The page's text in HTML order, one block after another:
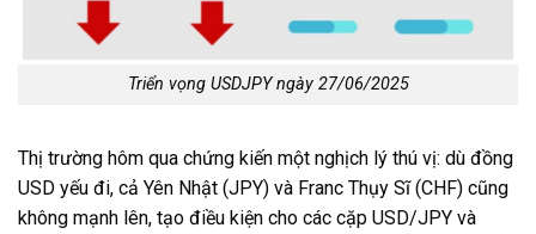
Triển vọng USDJPY ngày 27/06/2025
Thị trường hôm qua chứng kiến một nghịch lý thú vị: dù đồng
USD yếu đi, cả Yên Nhật (JPY) và Franc Thụy Sĩ (CHF) cũng
không mạnh lên, tạo điều kiện cho các cặp USD/JPY và